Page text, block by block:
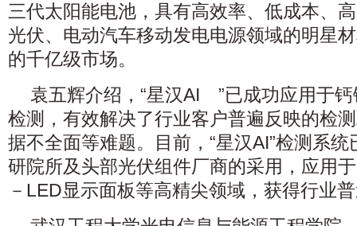
三代太阳能电池，具有高效率、低成本、
光伏、电动汽车移动发电电源领域的明星
的千亿级市场。
袁五辉介绍，“星汉AI ”已成功应用于
检测，有效解决了行业客户普遍反映的检
据不全面等难题。目前，“星汉AI”检测系
研院所及头部光伏组件厂商的采用，应用
－LED显示面板等高精尖领域，获得行业